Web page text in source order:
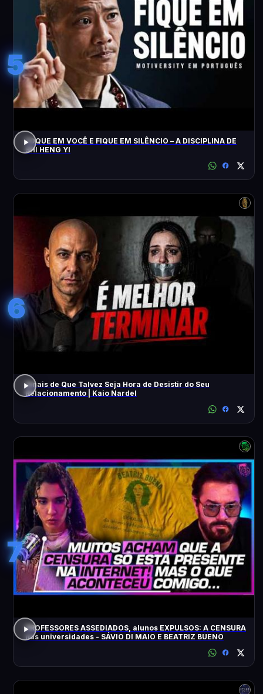
5
FOQUE EM VOCÊ E FIQUE EM SILÊNCIO – A DISCIPLINA DE
SHI HENG YI
6
Sinais de Que Talvez Seja Hora de Desistir do Seu
Relacionamento | Kaio Nardel
7
PROFESSORES ASSEDIADOS, alunos EXPULSOS: A CENSURA
nas universidades - SÁVIO DI MAIO E BEATRIZ BUENO